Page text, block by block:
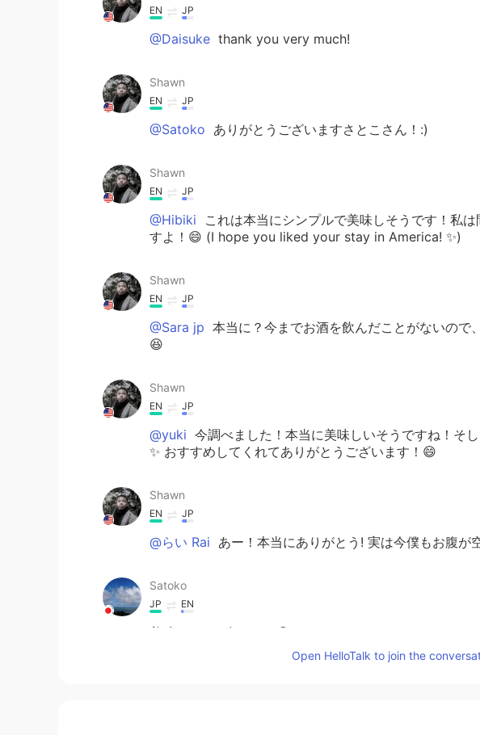
EN JP
@Daisuke thank you very much!
Shawn
EN JP
@Satoko ありがとうございますさとこさん！:)
Shawn
EN JP
@Hibiki
これは本当にシンプルで美味しそうです！私
すよ！😄 (I hope you liked your stay in America! ✨)
Shawn
EN JP
@Sara jp 本当に？今までお酒を飲んだことがないので
😆
Shawn
EN JP
@yuki 今調べました！本当に美味しいそうですね！そ
✨ おすすめしてくれてありがとうございます！😄
Shawn
EN JP
@らい Rai あー！本当にありがとう! 実は今僕もお腹が
Satoko
JP EN
美味しそう✨食べたい😋
Open HelloTalk to join the